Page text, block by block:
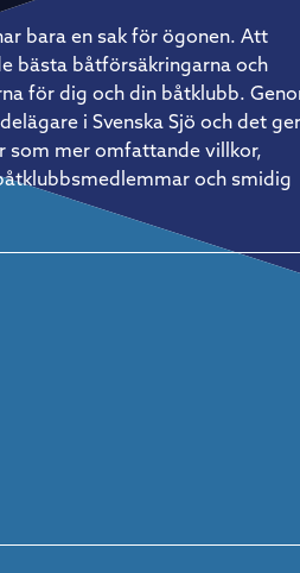
är också en taktik På ett lopp av Gotland Runts
nautiska mil runt en hel ö – räcker det
duktig på att segla. Återhämtning blir lika
vindtaktik. – Vi kör ett rullande schema med
följt av tre timmars vila. Det måste få
praktiken, men fasta rutiner är avgörande för
sig ordentligt. Så kommer du igång
är tydlig med rådet till den som vill prova
En mindre, lätthanterlig båt och en pålitlig
inställning är allt som behövs för att ta de
Saknar man egen båt finns det ofta möjlighet
gast hos en erfaren båtägare – ett utmärkt
formatet inifrån innan man investerar i eget
bara en sak för ögonen. Att
bästa båtförsäkringarna och
för dig och din båtklubb.
i Svenska Sjö och det ger
som mer omfattande villkor,
och smidig